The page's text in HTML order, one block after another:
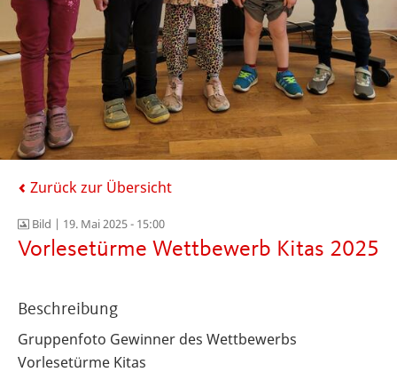
Zurück zur Übersicht
Bild | 19. Mai 2025 - 15:00
Vorlesetürme Wettbewerb Kitas 2025
Beschreibung
Gruppenfoto Gewinner des Wettbewerbs
Vorlesetürme Kitas